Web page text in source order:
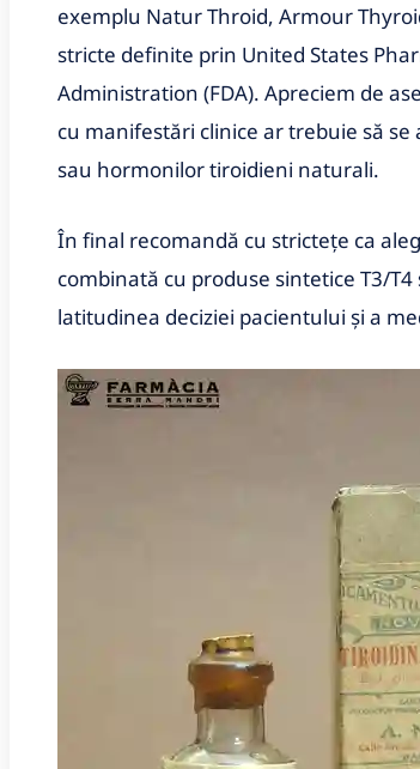
exemplu Natur Throid, Armour
stricte definite prin United States
Administration (FDA). Apreciem de
cu manifestări clinice ar trebuie să
sau hormonilor tiroidieni naturali.
În final recomandă cu stricteţe ca
combinată cu produse sintetice T3/
latitudinea deciziei pacientului şi a